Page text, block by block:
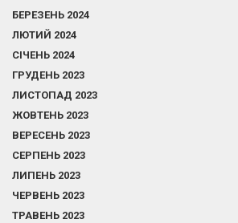
БЕРЕЗЕНЬ 2024
ЛЮТИЙ 2024
СІЧЕНЬ 2024
ГРУДЕНЬ 2023
ЛИСТОПАД 2023
ЖОВТЕНЬ 2023
ВЕРЕСЕНЬ 2023
СЕРПЕНЬ 2023
ЛИПЕНЬ 2023
ЧЕРВЕНЬ 2023
ТРАВЕНЬ 2023